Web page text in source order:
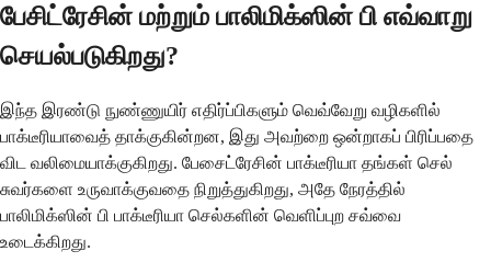
பேசிட்ரேசின் மற்றும் பாலிமிக்ஸின் பி எவ்வாறு
செயல்படுகிறது?
இந்த இரண்டு நுண்ணுயிர் எதிர்ப்பிகளும் வெவ்வேறு வழிகளில்
பாக்டீரியாவைத் தாக்குகின்றன, இது அவற்றை ஒன்றாகப் பிரிப்பதை
விட வலிமையாக்குகிறது. பேசைட்ரேசின் பாக்டீரியா தங்கள் செல்
சுவர்களை உருவாக்குவதை நிறுத்துகிறது, அதே நேரத்தில்
பாலிமிக்ஸின் பி பாக்டீரியா செல்களின் வெளிப்புற சவ்வை
உடைக்கிறது.